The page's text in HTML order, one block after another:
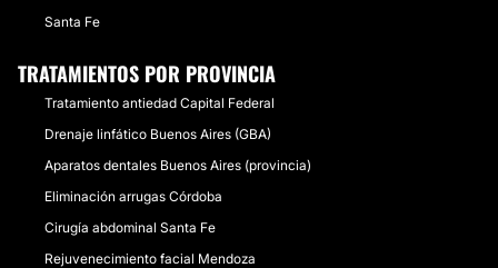
Santa Fe
TRATAMIENTOS POR PROVINCIA
Tratamiento antiedad Capital Federal
Drenaje linfático Buenos Aires (GBA)
Aparatos dentales Buenos Aires (provincia)
Eliminación arrugas Córdoba
Cirugía abdominal Santa Fe
Rejuvenecimiento facial Mendoza